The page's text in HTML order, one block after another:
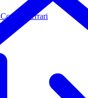
Comoli Ferrari